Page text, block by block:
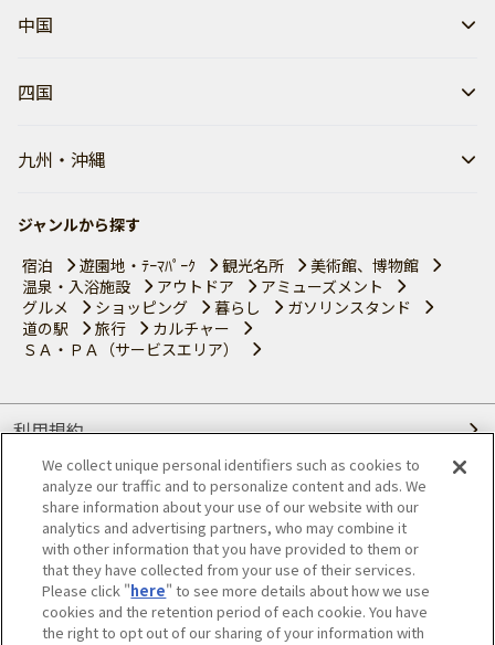
中国
四国
九州・沖縄
ジャンルから探す
宿泊
遊園地・ﾃｰﾏﾊﾟｰｸ 観光名所
美術館、博物館
温泉・入浴施設
アウトドア
アミューズメント
グルメ
ショッピング 暮らし
ガソリンスタンド
道の駅
旅行
カルチャー
ＳＡ・ＰＡ（サービスエリア）
利用規約
個人情報の取り扱いについて
会員優待サービスの提携をご検討の方へ
JAFホームページ
© JAPAN AUTOMOBILE FEDERATION. All rights reserved.
We collect unique personal identifiers such as cookies to
analyze our traffic and to personalize content and ads. We
share information about your use of our website with our
analytics and advertising partners, who may combine it
with other information that you have provided to them or
that they have collected from your use of their services.
Please click "here" to see more details about how we use
cookies and the retention period of each cookie. You have
the right to opt out of our sharing of your information with